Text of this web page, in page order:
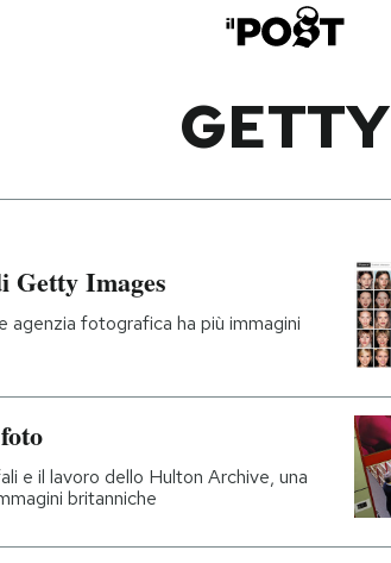
GETTY
Getty Images
agenzia fotografica ha più immagini
e il lavoro dello Hulton Archive, una
britanniche